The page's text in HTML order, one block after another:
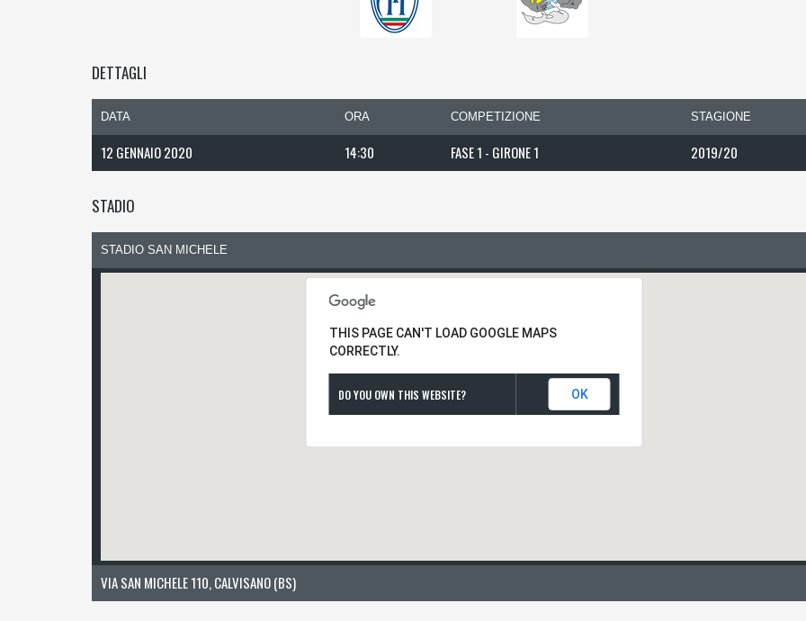
DETTAGLI
DATA ORA COMPETIZIONE STAGIONE
12 GENNAIO 2020 14:30 FASE 1 - GIRONE 1 2019/20
STADIO
STADIO SAN MICHELE
THIS PAGE CAN'T LOAD GOOGLE MAPS
CORRECTLY.
DO YOU OWN THIS WEBSITE? OK
VIA SAN MICHELE 110, CALVISANO (BS)